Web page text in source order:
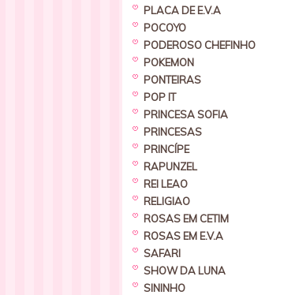
PLACA DE E.V.A
POCOYO
PODEROSO CHEFINHO
POKEMON
PONTEIRAS
POP IT
PRINCESA SOFIA
PRINCESAS
PRINCÍPE
RAPUNZEL
REI LEAO
RELIGIAO
ROSAS EM CETIM
ROSAS EM E.V.A
SAFARI
SHOW DA LUNA
SININHO